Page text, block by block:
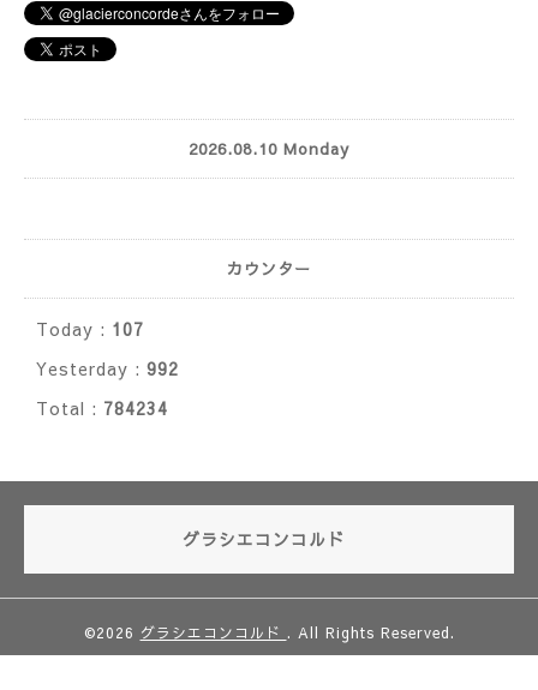
2026.08.10 Monday
カウンター
Today : 107
Yesterday : 992
Total : 784234
グラシエコンコルド
©2026 グラシエコンコルド . All Rights Reserved.